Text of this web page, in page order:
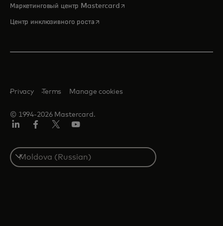
Маркетинговый центр Mastercardopens in a new tab
Центр инклюзивного ростаopens in a new tab
© 1994-2026 Mastercard.
Privacy Terms Manage cookies
Select
a
country